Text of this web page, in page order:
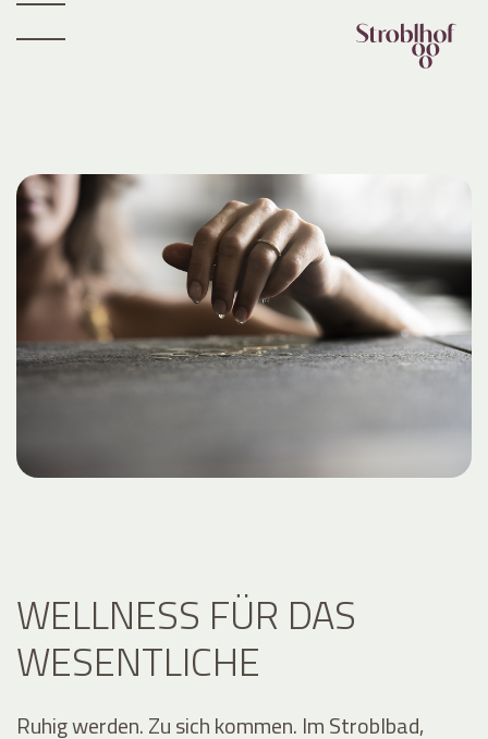
WELLNESS FÜR DAS
WESENTLICHE
Ruhig werden. Zu sich kommen. Im Stroblbad,